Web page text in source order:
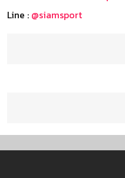
Line : @siamsport